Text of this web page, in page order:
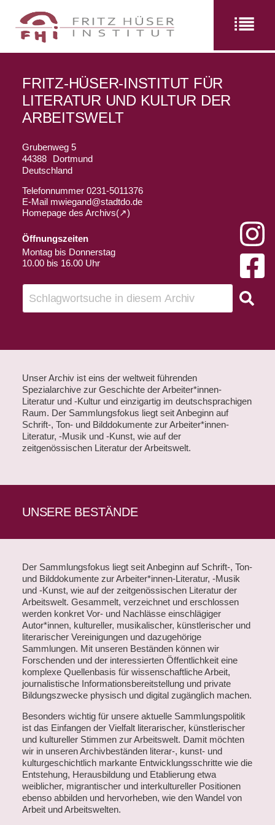
Unser Archiv ist eins der weltweit führenden
Spezialarchive zur Geschichte der Arbeiter*innen-
Literatur und -Kultur und einzigartig im deutschsprachigen
Raum. Der Sammlungsfokus liegt seit Anbeginn auf
Schrift-, Ton- und Bilddokumente zur Arbeiter*innen-
Literatur, -Musik und -Kunst, wie auf der
zeitgenössischen Literatur der Arbeitswelt.
FRITZ-HÜSER-INSTITUT FÜR
LITERATUR UND KULTUR DER
ARBEITSWELT
Grubenweg 5
44388
Dortmund
Deutschland
Telefonnummer 0231-5011376
E-Mail mwiegand@stadtdo.de
Homepage des Archivs
Öffnungszeiten
Montag bis Donnerstag
10.00 bis 16.00 Uhr
UNSERE BESTÄNDE
Der Sammlungsfokus liegt seit Anbeginn auf Schrift-, Ton-
und Bilddokumente zur Arbeiter*innen-Literatur, -Musik
und -Kunst, wie auf der zeitgenössischen Literatur der
Arbeitswelt. Gesammelt, verzeichnet und erschlossen
werden konkret Vor- und Nachlässe einschlägiger
Autor*innen, kultureller, musikalischer, künstlerischer und
literarischer Vereinigungen und dazugehörige
Sammlungen. Mit unseren Beständen können wir
Forschenden und der interessierten Öffentlichkeit eine
komplexe Quellenbasis für wissenschaftliche Arbeit,
journalistische Informationsbereitstellung und private
Bildungszwecke physisch und digital zugänglich machen.
Besonders wichtig für unsere aktuelle Sammlungspolitik
ist das Einfangen der Vielfalt literarischer, künstlerischer
und kultureller Stimmen zur Arbeitswelt. Damit möchten
wir in unseren Archivbeständen literar-, kunst- und
kulturgeschichtlich markante Entwicklungsschritte wie die
Entstehung, Herausbildung und Etablierung etwa
weiblicher, migrantischer und interkultureller Positionen
ebenso abbilden und hervorheben, wie den Wandel von
Arbeit und Arbeitswelten.